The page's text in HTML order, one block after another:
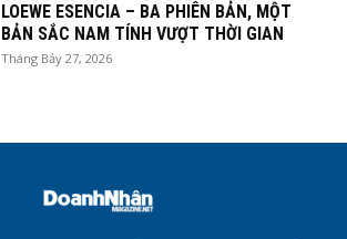
LOEWE ESENCIA – BA PHIÊN BẢN, MỘT
BẢN SẮC NAM TÍNH VƯỢT THỜI GIAN
Tháng Bảy 27, 2026